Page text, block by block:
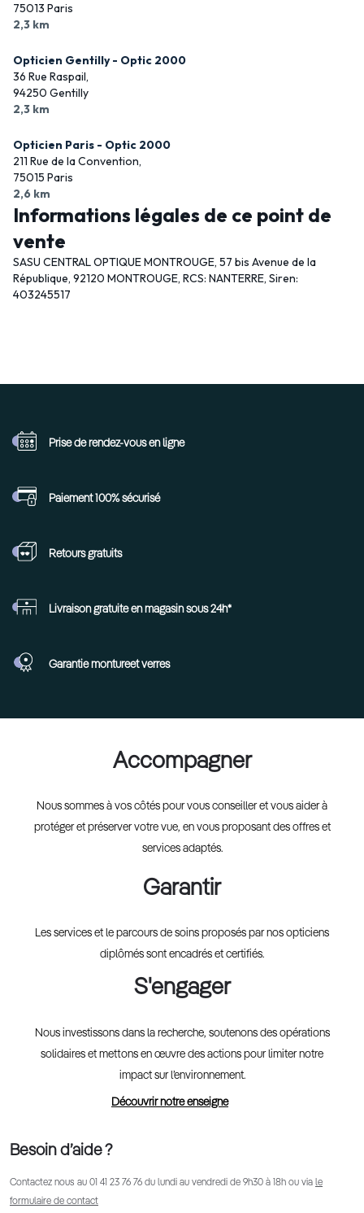
75013 Paris
2,3 km
Opticien Gentilly - Optic 2000
36 Rue Raspail,
94250 Gentilly
2,3 km
Opticien Paris - Optic 2000
211 Rue de la Convention,
75015 Paris
2,6 km
Informations légales de ce point de
vente
SASU CENTRAL OPTIQUE MONTROUGE, 57 bis Avenue de la
République, 92120 MONTROUGE, RCS: NANTERRE, Siren:
403245517
Prise de rendez-vous en ligne
Paiement 100%sécurisé
Retoursgratuits
Livraison gratuite en magasin sous 24h*
Garantie montureet verres
Accompagner
Nous sommes à vos côtés pour vous conseiller et vous aider à
protéger et préserver votre vue, en vous proposant des offres et
services adaptés.
Garantir
Les services et le parcours de soins proposés par nos opticiens
diplômés sont encadrés et certifiés.
S'engager
Nous investissons dans la recherche, soutenons des opérations
solidaires et mettons en œuvre des actions pour limiter notre
impact sur l’environnement.
Découvrir notre enseigne
Besoin d’aide ?
Contactez nous au 01 41 23 76 76 du lundi au vendredi de 9h30 à 18h ou via le
formulaire de contact